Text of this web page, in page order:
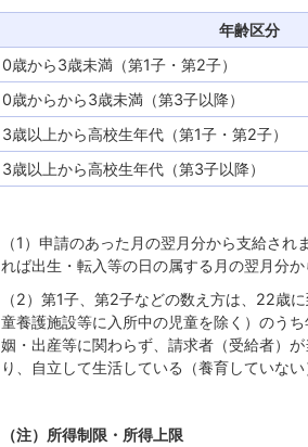
年齢区分
0歳から3歳未満（第1子・第2子）
0歳からから3歳未満（第3子以降）
3歳以上から高校生年代（第1子・第2子）
3歳以上から高校生年代（第3子以降）
（1）申請のあった月の翌月分から支給さ
れば出生・転入等の日の属する月の翌月分か
（2）第1子、第2子などの数え方は、22歳
童養護施設等に入所中の児童を除く）のう
姻・出産等に関わらず、請求者（受給者）
り、自立して生活している（養育していな
（注）所得制限・所得上限